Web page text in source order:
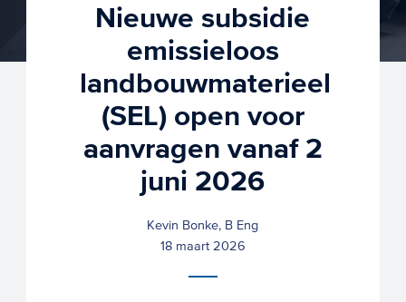
Nieuwe subsidie
emissieloos
landbouwmaterieel
(SEL) open voor
aanvragen vanaf 2
juni 2026
Kevin Bonke, B Eng
18 maart 2026